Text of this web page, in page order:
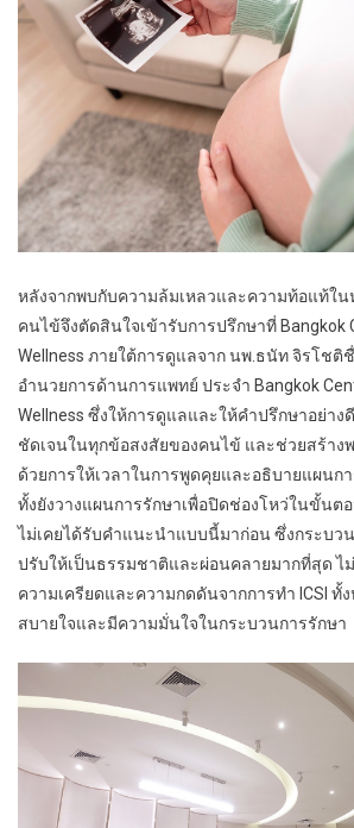
หลังจากพบกับความล้มเหลวและความท้อแท้ใน
คนไข้จึงตัดสินใจเข้ารับการปรึกษาที่ Bangkok
Wellness ภายใต้การดูแลจาก นพ.ธนัท จิรโชติ
อำนวยการด้านการแพทย์ ประจำ Bangkok
Wellness ซึ่งให้การดูแลและให้คำปรึกษาอย่าง
ชัดเจนในทุกข้อสงสัยของคนไข้ และช่วยสร้าง
ด้วยการให้เวลาในการพูดคุยและอธิบายแผนก
ทั้งยังวางแผนการรักษาเพื่อปิดช่องโหว่ในขั้นต
ไม่เคยได้รับคำแนะนำแบบนี้มาก่อน ซึ่งกระบว
ปรับให้เป็นธรรมชาติและผ่อนคลายมากที่สุด ไ
ความเครียดและความกดดันจากการทำ ICSI ทั้
สบายใจและมีความมั่นใจในกระบวนการรักษา